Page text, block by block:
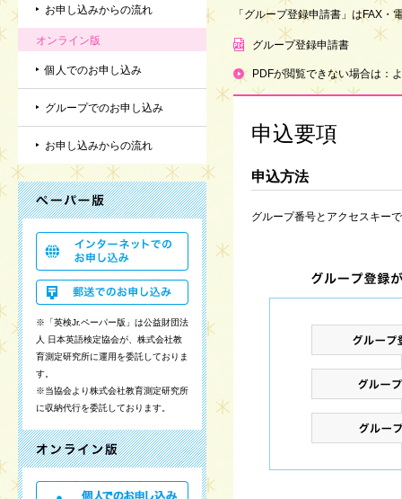
「グループ登録申請書」はFAX・
グループ登録申請書
PDFが閲覧できない場合は：
申込要項
申込方法
グループ番号とアクセスキー
お申し込みからの流れ
オンライン版
個人でのお申し込み
グループでのお申し込み
お申し込みからの流れ
※「英検Jr.ペーパー版」は公益財団法
人 日本英語検定協会が、株式会社教
育測定研究所に運用を委託しておりま
す。
※当協会より株式会社教育測定研究所
に収納代行を委託しております。